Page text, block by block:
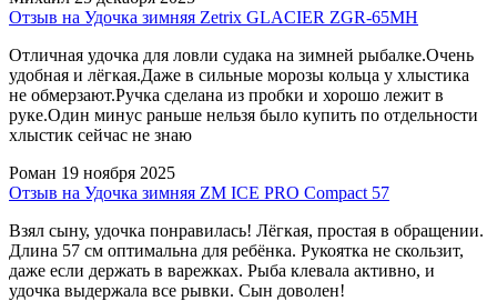
Отзыв на Удочка зимняя Zetrix GLACIER ZGR-65MH
Отличная удочка для ловли судака на зимней рыбалке.Очень
удобная и лёгкая.Даже в сильные морозы кольца у хлыстика
не обмерзают.Ручка сделана из пробки и хорошо лежит в
руке.Один минус раньше нельзя было купить по отдельности
хлыстик сейчас не знаю
Роман 19 ноября 2025
Отзыв на Удочка зимняя ZM ICE PRO Compact 57
Взял сыну, удочка понравилась! Лёгкая, простая в обращении.
Длина 57 см оптимальна для ребёнка. Рукоятка не скользит,
даже если держать в варежках. Рыба клевала активно, и
удочка выдержала все рывки. Сын доволен!